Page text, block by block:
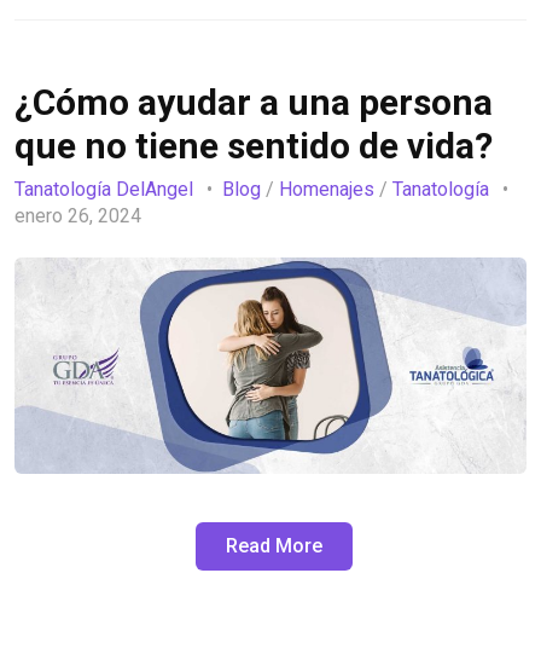
¿Cómo ayudar a una persona
que no tiene sentido de vida?
Tanatología DelAngel Blog / Homenajes / Tanatología
enero 26, 2024
Read More